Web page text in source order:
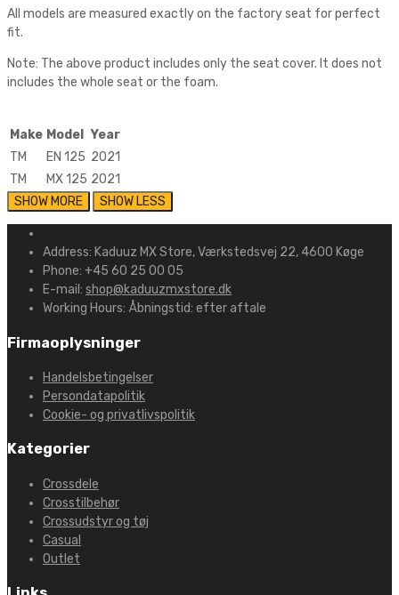
All models are measured exactly on the factory seat for perfect
fit.
Note: The above product includes only the seat cover. It does not
includes the whole seat or the foam.
Make Model
Year
TM
EN 125 2021
TM
MX 125 2021
Address: Kaduuz MX Store, Værkstedsvej 22, 4600 Køge
Phone: +45 60 25 00 05
E-mail: shop@kaduuzmxstore.dk
Working Hours: Åbningstid: efter aftale
Firmaoplysninger
Handelsbetingelser
Persondatapolitik
Cookie- og privatlivspolitik
Kategorier
Crossdele
Crosstilbehør
Crossudstyr og tøj
Casual
Outlet